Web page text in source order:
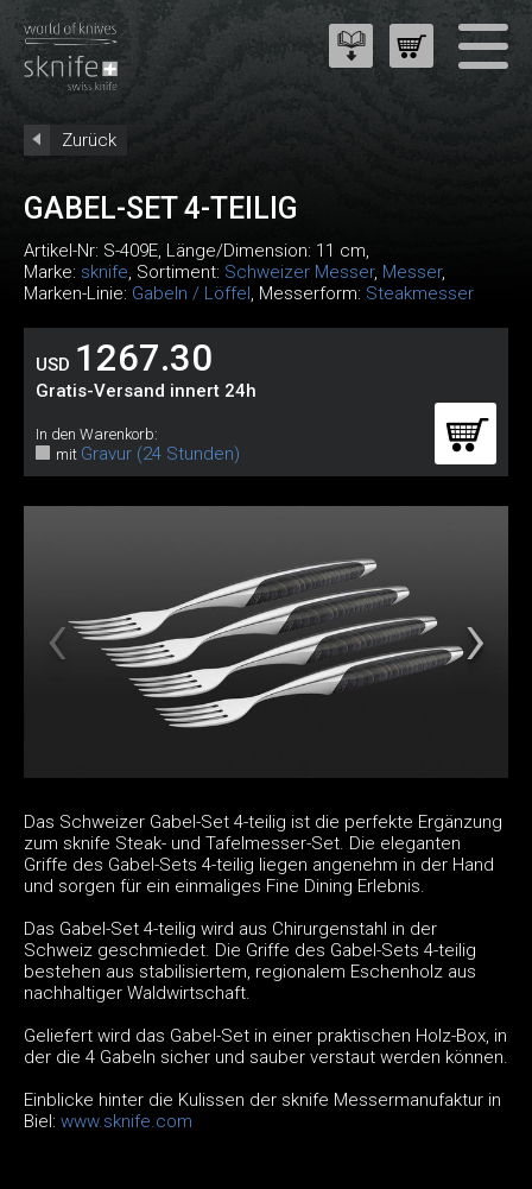
Zurück
GABEL-SET 4-TEILIG
Artikel-Nr: S-409E, Länge/Dimension: 11 cm,
Marke: sknife, Sortiment: Schweizer Messer, Messer,
Marken-Linie: Gabeln / Löffel, Messerform: Steakmesser
USD 1267.30
Gratis-Versand innert 24h
In den Warenkorb:
mit Gravur (24 Stunden)
Das Schweizer Gabel-Set 4-teilig ist die perfekte Ergänzung
zum sknife Steak- und Tafelmesser-Set. Die eleganten
Griffe des Gabel-Sets 4-teilig liegen angenehm in der Hand
und sorgen für ein einmaliges Fine Dining Erlebnis.
Das Gabel-Set 4-teilig wird aus Chirurgenstahl in der
Schweiz geschmiedet. Die Griffe des Gabel-Sets 4-teilig
bestehen aus stabilisiertem, regionalem Eschenholz aus
nachhaltiger Waldwirtschaft.
Geliefert wird das Gabel-Set in einer praktischen Holz-Box, in
der die 4 Gabeln sicher und sauber verstaut werden können.
Einblicke hinter die Kulissen der sknife Messermanufaktur in
Biel: www.sknife.com